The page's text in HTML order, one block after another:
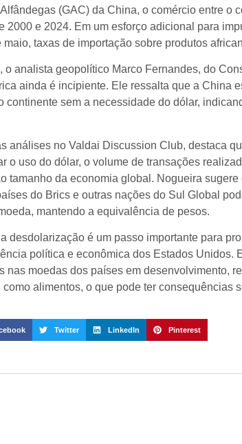
(GAC) da China, o comércio entre o
2000 e 2024. Em um esforço adicional para
maio, taxas de importação sobre produtos
o analista geopolítico Marco Fernandes, do
ainda é incipiente. Ele ressalta que a China
continente sem a necessidade do dólar,
análises no Valdai Discussion Club, destaca
o uso do dólar, o volume de transações
tamanho da economia global. Nogueira
do Brics e outras nações do Sul Global
mantendo a equivalência de pesos.
desdolarização é um passo importante para
política e econômica dos Estados Unidos.
nas moedas dos países em desenvolvimento,
alimentos, o que pode ter consequências
Twitter LinkedIn Pinterest